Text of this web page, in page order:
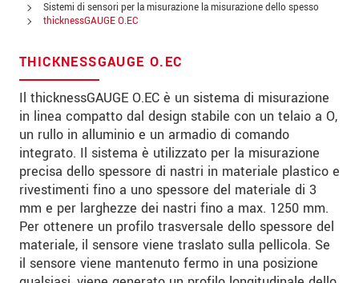
Sistemi di sensori per la misurazione la misurazione dello spesso
thicknessGAUGE O.EC
THICKNESSGAUGE O.EC
Il thicknessGAUGE O.EC è un sistema di misurazione
in linea compatto dal design stabile con un telaio a O,
un rullo in alluminio e un armadio di comando
integrato. Il sistema è utilizzato per la misurazione
precisa dello spessore di nastri in materiale plastico e
rivestimenti fino a uno spessore del materiale di 3
mm e per larghezze dei nastri fino a max. 1250 mm.
Per ottenere un profilo trasversale dello spessore del
materiale, il sensore viene traslato sulla pellicola. Se
il sensore viene mantenuto fermo in una posizione
Città*
Paese *
Telefono
E-mail*
Messaggio*
Vi prego di tenermi informato sulle
innovazioni dei prodotti via e-mail.